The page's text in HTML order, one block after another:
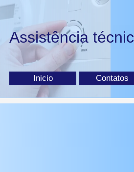
Inicio Contatos
Assistência